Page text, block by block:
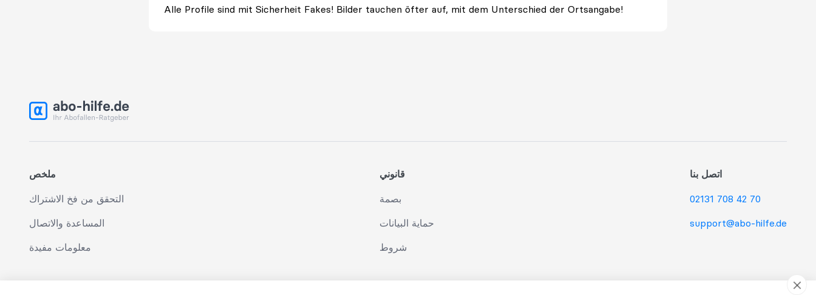
Alle Profile sind mit Sicherheit Fakes! Bilder tauchen öfter auf, mit dem Unterschied der Ortsangabe!
ملخص
التحقق من فخ الاشتراك
المساعدة والاتصال
معلومات مفيدة
قانوني
بصمة
حماية البيانات
شروط
اتصل بنا
02131 708 42 70
support@abo-hilfe.de